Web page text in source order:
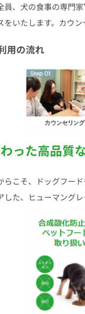
員、犬の食事の専門
いたします。カウ
⽤の流れ
った高品質
らこそ、ドッグフー
た、ヒューマング